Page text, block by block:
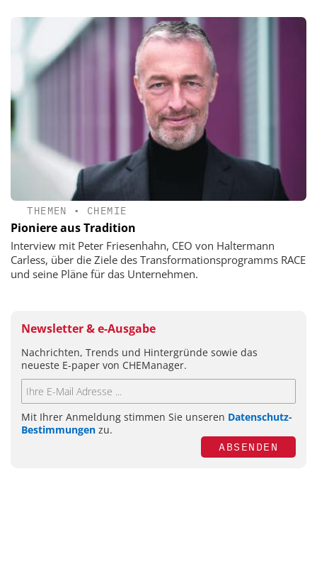
THEMEN • CHEMIE
Pioniere aus Tradition
Interview mit Peter Friesenhahn, CEO von Haltermann
Carless, über die Ziele des Transformationsprogramms RACE
und seine Pläne für das Unternehmen.
Newsletter & e-Ausgabe
Nachrichten, Trends und Hintergründe sowie das
neueste E-paper von CHEManager.
Mit Ihrer Anmeldung stimmen Sie unseren Datenschutz-
Bestimmungen zu.
ABSENDEN